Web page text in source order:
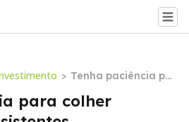
> Tenha paciência par
a colher resultados c
onsistentes
para colher